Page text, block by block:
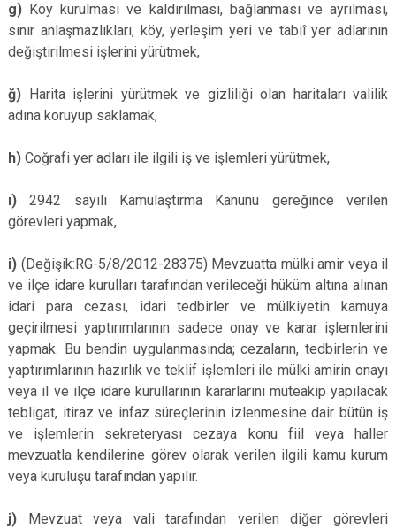
g) Köy kurulması ve kaldırılması, bağlanması ve ayrılması,
sınır anlaşmazlıkları, köy, yerleşim yeri ve tabiî yer adlarının
değiştirilmesi işlerini yürütmek,
ğ) Harita işlerini yürütmek ve gizliliği olan haritaları valilik
adına koruyup saklamak,
h) Coğrafi yer adları ile ilgili iş ve işlemleri yürütmek,
ı) 2942 sayılı Kamulaştırma Kanunu gereğince verilen
görevleri yapmak,
i) (Değişik:RG-5/8/2012-28375) Mevzuatta mülki amir veya il
ve ilçe idare kurulları tarafından verileceği hüküm altına alınan
idari para cezası, idari tedbirler ve mülkiyetin kamuya
geçirilmesi yaptırımlarının sadece onay ve karar işlemlerini
yapmak. Bu bendin uygulanmasında; cezaların, tedbirlerin ve
yaptırımlarının hazırlık ve teklif işlemleri ile mülki amirin onayı
veya il ve ilçe idare kurullarının kararlarını müteakip yapılacak
tebligat, itiraz ve infaz süreçlerinin izlenmesine dair bütün iş
ve işlemlerin sekreteryası cezaya konu fiil veya haller
mevzuatla kendilerine görev olarak verilen ilgili kamu kurum
veya kuruluşu tarafından yapılır.
j) Mevzuat veya vali tarafından verilen diğer görevleri